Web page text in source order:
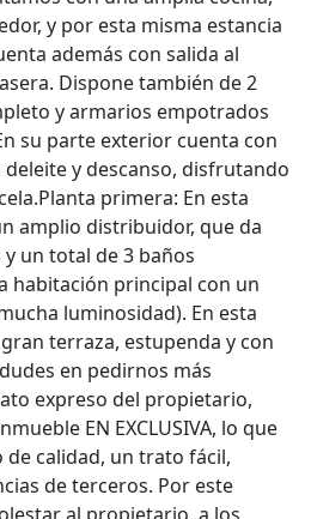
y por esta misma estancia
además con salida al
Dispone también de 2
y armarios empotrados
su parte exterior cuenta con
y descanso, disfrutando
primera: En esta
amplio distribuidor, que da
un total de 3 baños
habitación principal con un
luminosidad). En esta
terraza, estupenda y con
en pedirnos más
expreso del propietario,
EN EXCLUSIVA, lo que
calidad, un trato fácil,
de terceros. Por este